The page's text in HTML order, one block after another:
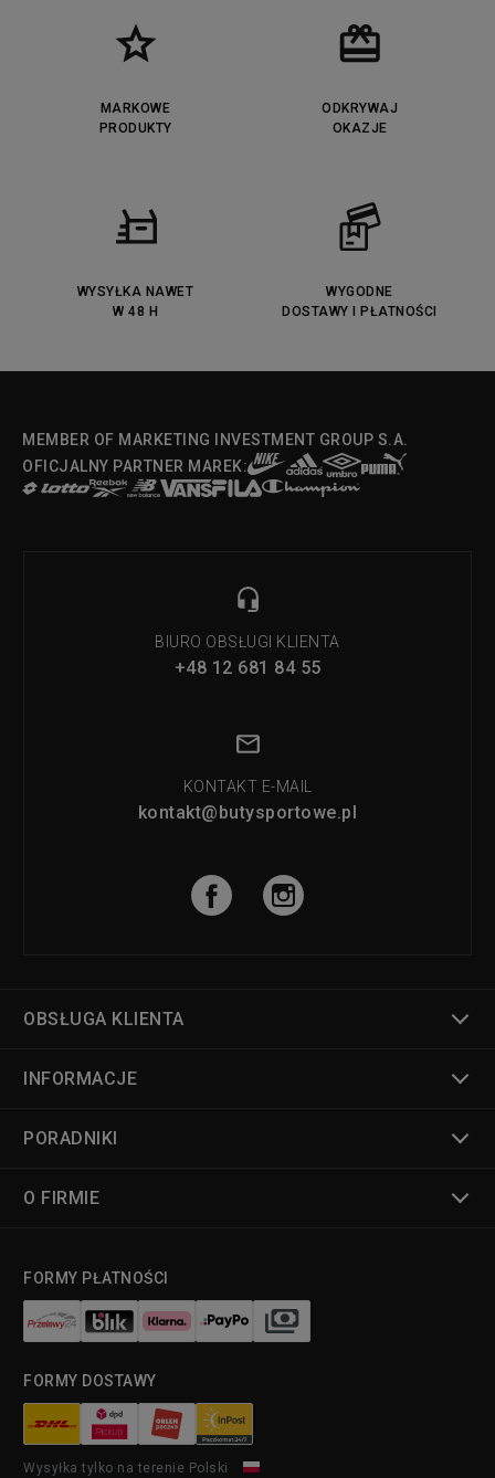
MARKOWE
PRODUKTY
ODKRYWAJ
OKAZJE
WYSYŁKA NAWET
W 48 H
WYGODNE
DOSTAWY I PŁATNOŚCI
MEMBER OF MARKETING INVESTMENT GROUP S.A.
OFICJALNY PARTNER MAREK:
BIURO OBSŁUGI KLIENTA
+48 12 681 84 55
KONTAKT E-MAIL
kontakt@butysportowe.pl
OBSŁUGA KLIENTA
INFORMACJE
PORADNIKI
O FIRMIE
FORMY PŁATNOŚCI
FORMY DOSTAWY
Wysyłka tylko na terenie Polski